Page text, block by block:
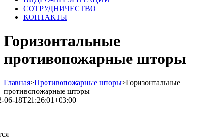
СОТРУДНИЧЕСТВО
КОНТАКТЫ
Горизонтальные
противопожарные шторы
Главная>Противопожарные шторы>Горизонтальные
противопожарные шторы
06-18T21:26:01+03:00